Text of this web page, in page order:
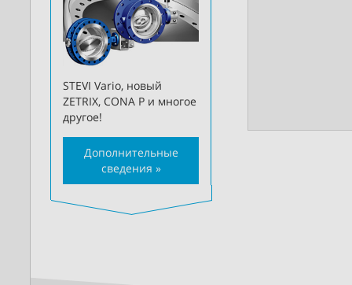
STEVI Vario, новый
ZETRIX, CONA P и многое
другое!
Дополнительные
сведения »